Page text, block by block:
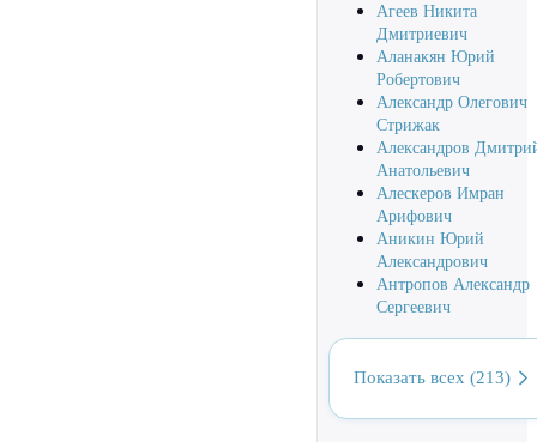
Агеев Никита
Дмитриевич
Аланакян Юрий
Робертович
Александр Олегович
Стрижак
Александров
Анатольевич
Алескеров Имран
Арифович
Аникин Юрий
Александрович
Антропов Александр
Сергеевич
Показать всех (213)